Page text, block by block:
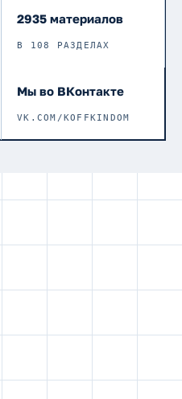
2935 материалов
В 108 РАЗДЕЛАХ
Мы во ВКонтакте
VK.COM/KOFFKINDOM